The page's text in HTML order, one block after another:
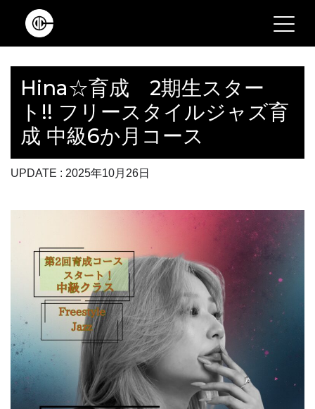
Main Navigation
Hina☆育成 2期生スター
ト!! フリースタイルジャズ育
成 中級6か月コース
UPDATE : 2025年10月26日